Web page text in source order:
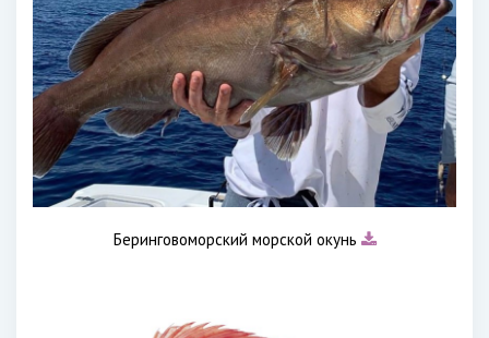
Беринговоморский морской окунь